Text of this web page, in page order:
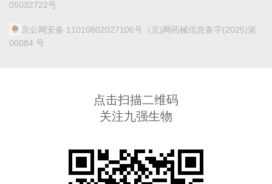
05032722号
京公网安备 11010802027106号 （京)网药械信息备字(2025)第
00084 号
点击扫描二维码
关注九强生物